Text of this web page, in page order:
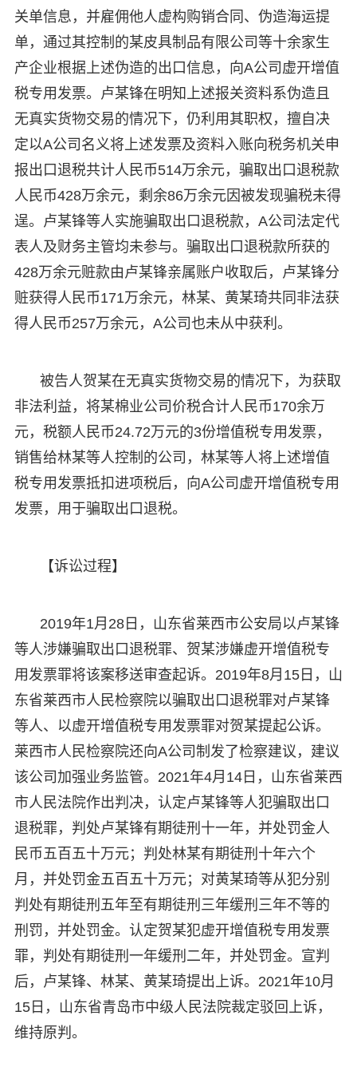
关单信息，并雇佣他人虚构购销合同、伪造海运提
单，通过其控制的某皮具制品有限公司等十余家生
产企业根据上述伪造的出口信息，向A公司虚开增值
税专用发票。卢某锋在明知上述报关资料系伪造且
无真实货物交易的情况下，仍利用其职权，擅自决
定以A公司名义将上述发票及资料入账向税务机关申
报出口退税共计人民币514万余元，骗取出口退税款
人民币428万余元，剩余86万余元因被发现骗税未得
逞。卢某锋等人实施骗取出口退税款，A公司法定代
表人及财务主管均未参与。骗取出口退税款所获的
428万余元赃款由卢某锋亲属账户收取后，卢某锋分
赃获得人民币171万余元，林某、黄某琦共同非法获
得人民币257万余元，A公司也未从中获利。
被告人贺某在无真实货物交易的情况下，为获取
非法利益，将某棉业公司价税合计人民币170余万
元，税额人民币24.72万元的3份增值税专用发票，
销售给林某等人控制的公司，林某等人将上述增值
税专用发票抵扣进项税后，向A公司虚开增值税专用
发票，用于骗取出口退税。
【诉讼过程】
2019年1月28日，山东省莱西市公安局以卢某锋
等人涉嫌骗取出口退税罪、贺某涉嫌虚开增值税专
用发票罪将该案移送审查起诉。2019年8月15日，山
东省莱西市人民检察院以骗取出口退税罪对卢某锋
等人、以虚开增值税专用发票罪对贺某提起公诉。
莱西市人民检察院还向A公司制发了检察建议，建议
该公司加强业务监管。2021年4月14日，山东省莱西
市人民法院作出判决，认定卢某锋等人犯骗取出口
退税罪，判处卢某锋有期徒刑十一年，并处罚金人
民币五百五十万元；判处林某有期徒刑十年六个
月，并处罚金五百五十万元；对黄某琦等从犯分别
判处有期徒刑五年至有期徒刑三年缓刑三年不等的
刑罚，并处罚金。认定贺某犯虚开增值税专用发票
罪，判处有期徒刑一年缓刑二年，并处罚金。宣判
后，卢某锋、林某、黄某琦提出上诉。2021年10月
15日，山东省青岛市中级人民法院裁定驳回上诉，
维持原判。